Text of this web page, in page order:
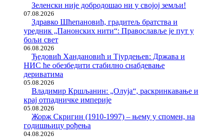
Зеленски није добродошао ни у својој земљи!
07.08.2026
Здравко Шћепановић, градитељ братства и
уредник „Панонских нити“: Православље је пут у
бољи свет
06.08.2026
Ђедовић Хандановић и Тјурдењев: Држава и
НИС ће обезбедити стабилно снабдевање
дериватима
05.08.2026
Владимир Кршљанин: „Олуја“, раскринкавање и
крај отпадничке империје
05.08.2026
Жорж Скригин (1910-1997) – њему у спомен, на
годишњицу рођења
04.08.2026